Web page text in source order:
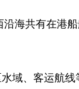
共有在港船
、客运航线